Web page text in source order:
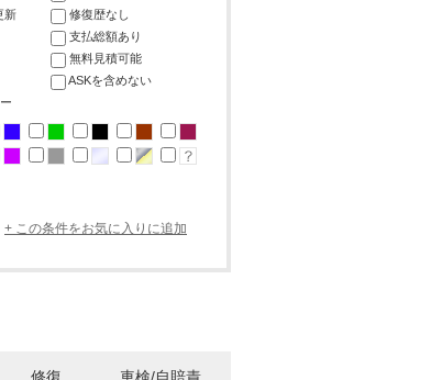
新
修復歴なし
支払総額あり
無料見積可能
ASKを含めない
+ この条件をお気に入りに追加